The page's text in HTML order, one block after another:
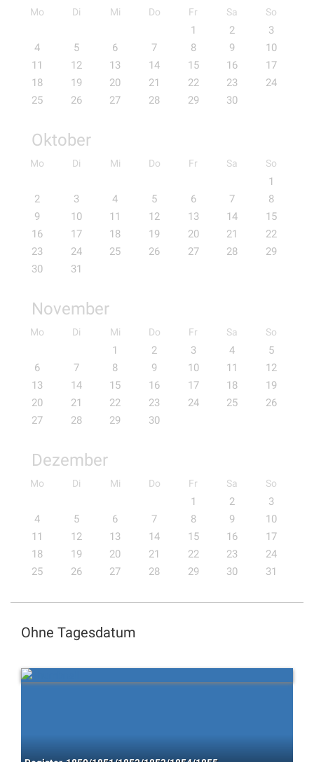
Mo Di Mi Do Fr Sa So
1 2
3
4
5 6 7 8 9
10
11
12 13 14 15 16
17
18
19 20 21 22 23
24
25
26 27 28 29 30
Oktober
Mo Di Mi Do Fr Sa So
1
2
3 4 5 6 7
8
9
10 11 12 13 14
15
16
17 18 19 20 21
22
23
24 25 26 27 28
29
30
31
November
Mo Di Mi Do Fr Sa So
1 2 3 4
5
6
7 8 9 10 11
12
13
14 15 16 17 18
19
20
21 22 23 24 25
26
27
28 29 30
Dezember
Mo Di Mi Do Fr Sa So
1 2
3
4
5 6 7 8 9
10
11
12 13 14 15 16
17
18
19 20 21 22 23
24
25
26 27 28 29 30 31
Ohne Tagesdatum